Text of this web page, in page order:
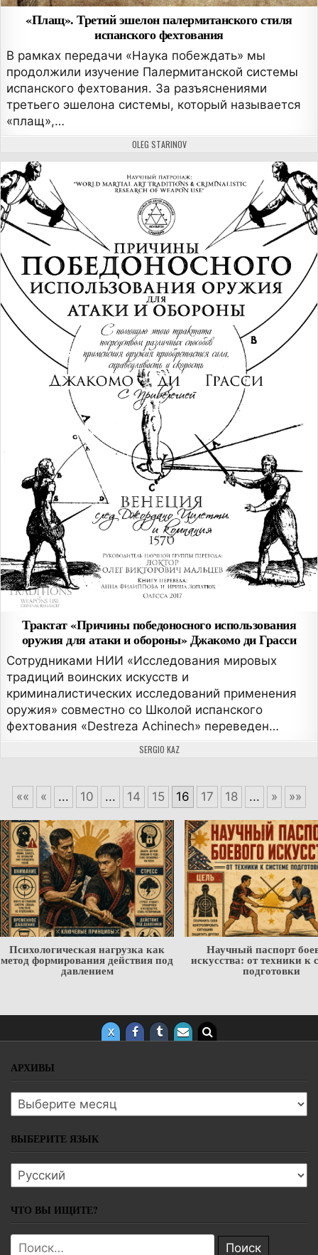
«Плащ». Третий эшелон палермитанского стиля
испанского фехтования
В рамках передачи «Наука побеждать» мы
продолжили изучение Палермитанской системы
испанского фехтования. За разъяснениями
третьего эшелона системы, который называется
«плащ»,…
АВТОР:
OLEG STARINOV
Трактат «Причины победоносного использования
оружия для атаки и обороны» Джакомо ди Грасси
Сотрудниками НИИ «Исследования мировых
традиций воинских искусств и
криминалистических исследований применения
оружия» совместно со Школой испанского
фехтования «Destreza Achinech» переведен…
АВТОР:
SERGIO KAZ
«« « ... 10 ... 14 15 16 17 18 ... » »»
Психологическая нагрузка как
метод формирования действия под
давлением
Научный паспорт
искусства: от техники к
подготовки
АРХИВЫ
Архивы
ВЫБЕРИТЕ ЯЗЫК
Выберите язык
ЧТО ВЫ ИЩИТЕ?
Поиск: